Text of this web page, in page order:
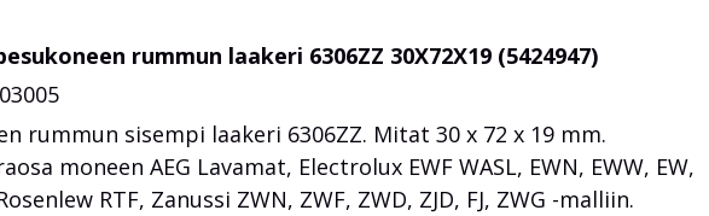
rummun laakeri 6306ZZ 30X72X19 (5424947)
rummun sisempi laakeri 6306ZZ. Mitat 30 x 72 x 19 mm.
moneen AEG Lavamat, Electrolux EWF WASL, EWN, EWW, EW,
RTF, Zanussi ZWN, ZWF, ZWD, ZJD, FJ, ZWG -malliin.